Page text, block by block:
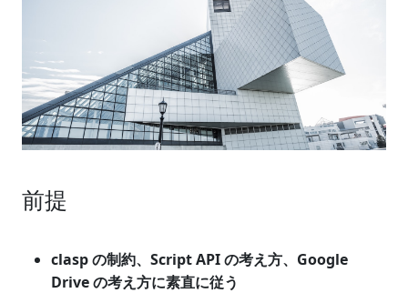
前提
clasp の制約、Script API の考え方、Google
Drive の考え方に素直に従う